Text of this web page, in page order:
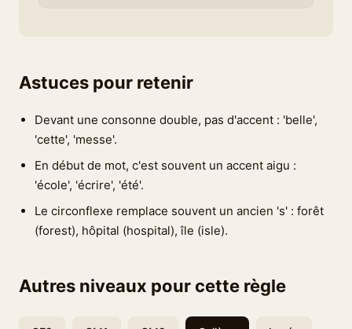
Astuces pour retenir
Devant une consonne double, pas d'accent : 'belle',
'cette', 'messe'.
En début de mot, c'est souvent un accent aigu :
'école', 'écrire', 'été'.
Le circonflexe remplace souvent un ancien 's' : forêt
(forest), hôpital (hospital), île (isle).
Autres niveaux pour cette règle